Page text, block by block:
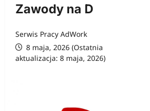
Zawody na D
Serwis Pracy AdWork
8 maja, 2026 (Ostatnia
aktualizacja: 8 maja, 2026)